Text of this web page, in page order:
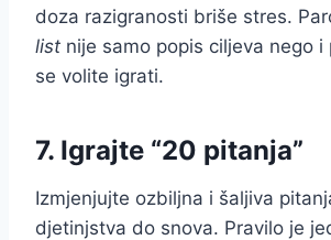
doza razigranosti briše stres.
list nije samo popis ciljeva nego
se volite igrati.
7. Igrajte “20 pitanja”
Izmjenjujte ozbiljna i šaljiva
djetinjstva do snova. Pravilo je